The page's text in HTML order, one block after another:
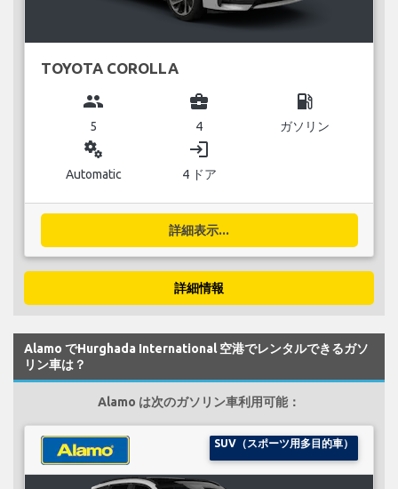
TOYOTA COROLLA
group
5
business_center
4
local_gas_station
ガソリン
miscellaneous_services
Automatic
login
4 ドア
詳細表示...
詳細情報
Alamo でHurghada International 空港でレンタルできるガソ
リン車は？
Alamo は次のガソリン車利用可能：
SUV（スポーツ用多目的車）